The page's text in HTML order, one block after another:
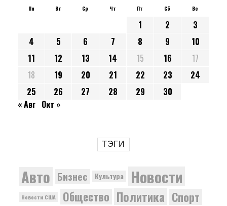
Пн Вт Ср Чт Пт Сб Вс
1 2
3
4
5 6 7 8 9
10
11
12 13 14 15 16
17
18
19 20 21 22 23
24
25
26 27 28 29
30
« Авг Окт »
ТЭГИ
Авто Бизнес Культура Новости
Новости США Общество Политика Спорт